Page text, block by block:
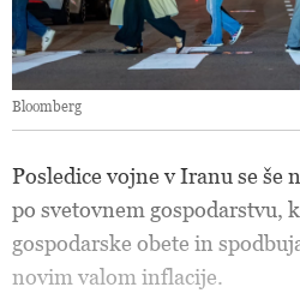
Bloomberg
Posledice vojne v Iranu se še
po svetovnem gospodarstvu,
gospodarske obete in
novim valom inflacije.